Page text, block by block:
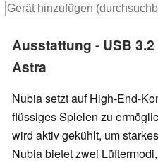
Ausstattung - USB
Astra
Nubia setzt auf High-End-
flüssiges Spielen zu
wird aktiv gekühlt, um
Nubia bietet zwei